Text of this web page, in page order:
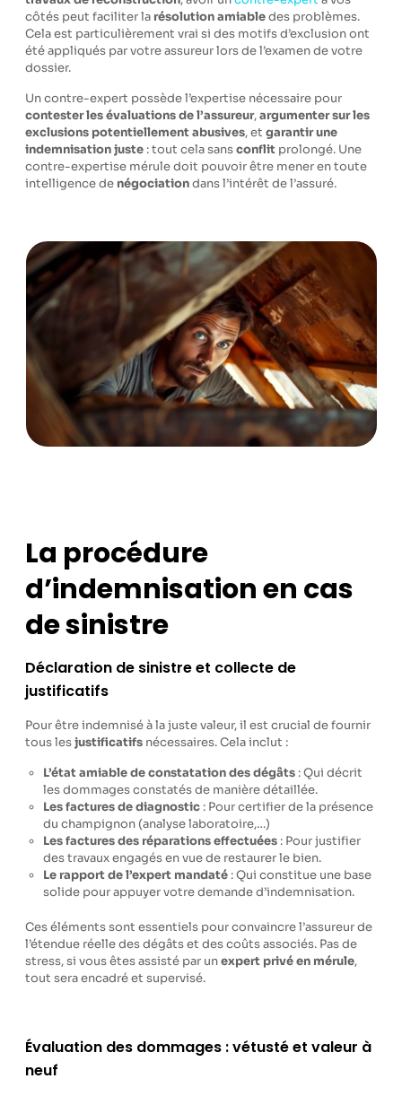
côtés peut faciliter la résolution amiabledes problèmes.
Cela est particulièrement vrai si des motifs d’exclusion ont
été appliqués par votre assureur lors de l’examen de votre
dossier.
Un contre-expert possède l’expertise nécessaire pour
contester les évaluations de l’assureur,argumenter sur les
exclusions potentiellement abusives, etgarantir une
indemnisation juste : tout cela sansconflit prolongé. Une
contre-expertise mérule doit pouvoir être mener en toute
intelligence de négociationdans l’intérêt de l’assuré.
La procédure
d’indemnisation en cas
de sinistre
Déclaration de sinistre et collecte de
justificatifs
Pour être indemnisé à la juste valeur, il est crucial de fournir
tous lesjustificatifs nécessaires. Cela inclut :
L’état amiable de constatation des dégâts : Qui décrit
les dommages constatés de manière détaillée.
Les factures de diagnostic : Pour certifier de la présence
du champignon (analyse laboratoire,…)
Les factures des réparations effectuées : Pour justifier
des travaux engagés en vue de restaurer le bien.
Le rapport de l’expert mandaté : Qui constitue une base
solide pour appuyer votre demande d’indemnisation.
Ces éléments sont essentiels pour convaincre l’assureur de
l’étendue réelle des dégâts et des coûts associés. Pas de
stress, si vous êtes assisté par unexpert privé en mérule,
tout sera encadré et supervisé.
Évaluation des dommages : vétusté et valeur à
neuf